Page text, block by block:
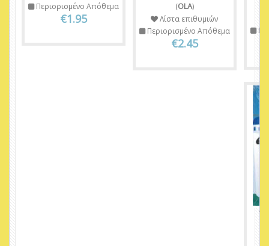
Περιορισμένο Απόθεμα
€1.95
(OLA)
Λίστα επιθυμιών
Περιορισμένο Απόθεμα
€2.45